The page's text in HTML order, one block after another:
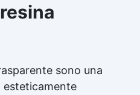
sono una
esteticamente